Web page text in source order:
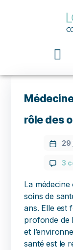
rôle des
29
3
La
soins de
ans. Elle est
profonde de
et
santé est le